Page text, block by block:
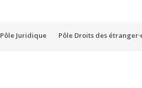
Pôle Juridique Pôle Droits des